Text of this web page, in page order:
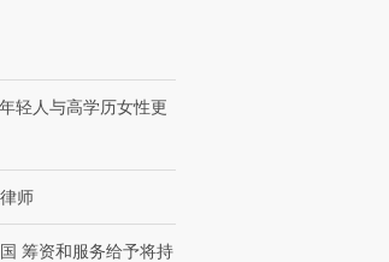
上演帽子戏法
0阿尔及利亚
兹奖得主的“非天才”拼图
轻人与高学历女性更
师
筹资和服务给予将持